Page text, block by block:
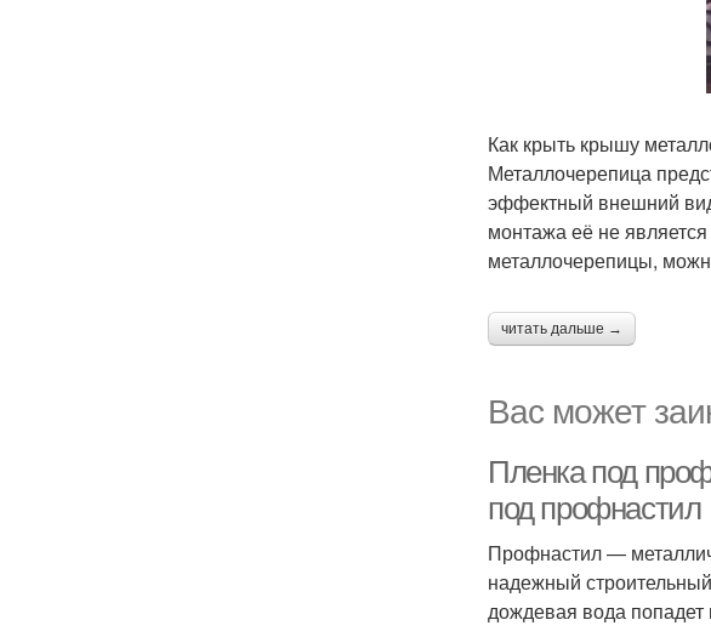
Как крыть крышу
Металлочерепица
эффектный внешний
монтажа её не
металлочерепицы,
читать дальше →
Вас может
Пленка под
под профнастил
Профнастил —
надежный
дождевая вода